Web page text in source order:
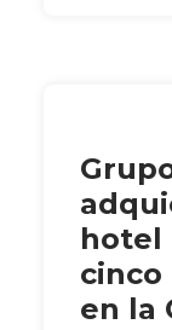
hotel
cinco
en la